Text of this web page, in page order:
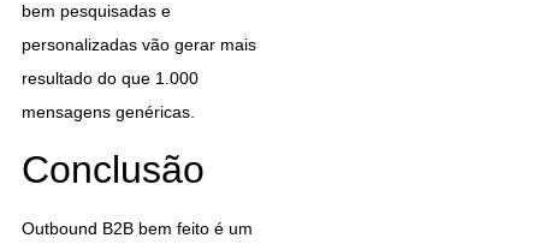
bem pesquisadas e
personalizadas vão gerar mais
resultado do que 1.000
mensagens genéricas.
Conclusão
Outbound B2B bem feito é um